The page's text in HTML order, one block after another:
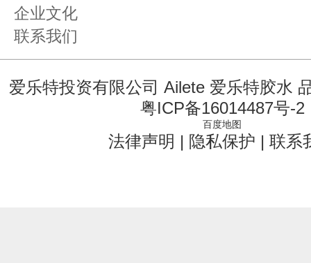
企业文化
联系我们
爱乐特投资有限公司 Ailete 爱乐特胶水
粤ICP备16014487号-2
百度地图
法律声明 | 隐私保护 | 联系